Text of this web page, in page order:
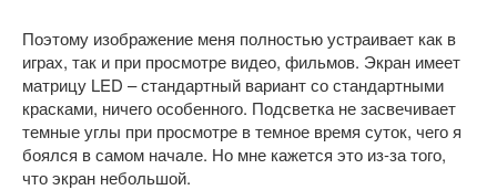
Поэтому изображение меня полностью устраивает как в
играх, так и при просмотре видео, фильмов. Экран имеет
матрицу LED – стандартный вариант со стандартными
красками, ничего особенного. Подсветка не засвечивает
темные углы при просмотре в темное время суток, чего я
боялся в самом начале. Но мне кажется это из-за того,
что экран небольшой.